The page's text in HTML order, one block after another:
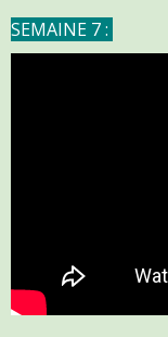
SEMAINE 7 :